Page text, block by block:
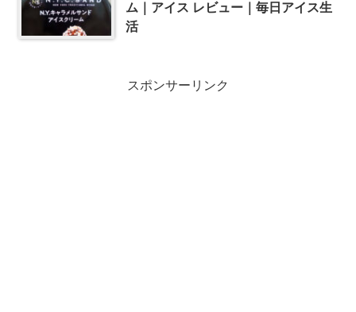
ム｜アイス レビュー｜毎日アイス生
活
スポンサーリンク